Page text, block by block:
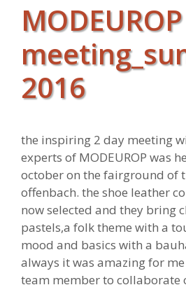
2016
the inspiring 2 day meeting
experts of MODEUROP was
october on the fairground of
offenbach. the shoe leather
now selected and they bring
pastels,a folk theme with a
mood and basics with a
always it was amazing for me
team member to collaborate